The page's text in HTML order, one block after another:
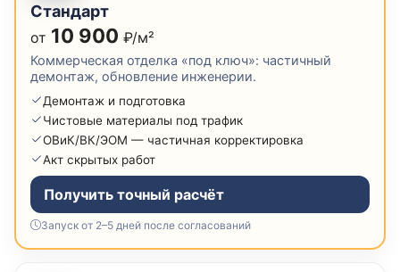
Стандарт
от 10 900 ₽/м²
Коммерческая отделка «под ключ»: частичный
демонтаж, обновление инженерии.
Демонтаж и подготовка
Чистовые материалы под трафик
ОВиК/ВК/ЭОМ — частичная корректировка
Акт скрытых работ
Получить точный расчёт
Запуск от 2–5 дней после согласований